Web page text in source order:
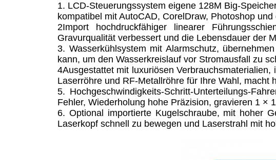
1. LCD-Steuerungssystem eigene 128M Big-
kompatibel mit AutoCAD, CorelDraw, Photoshop
2Import hochdruckfähiger linearer
Gravurqualität verbessert und die Lebensdauer der
3. Wasserkühlsystem mit Alarmschutz,
kann, um den Wasserkreislauf vor Stromausfall zu
4Ausgestattet mit luxuriösen
Laserröhre und RF-Metallröhre für Ihre Wahl, macht
5. Hochgeschwindigkeits-Schritt-Unterteilungs-
Fehler, Wiederholung hohe Präzision, gravieren 1 ×
6. Optional importierte Kugelschraube, mit hoher
Laserkopf schnell zu bewegen und Laserstrahl mit